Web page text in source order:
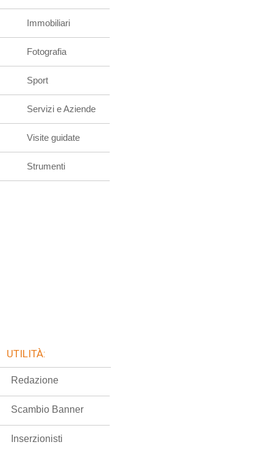
Immobiliari
Fotografia
Sport
Servizi e Aziende
Visite guidate
Strumenti
UTILITÀ:
Redazione
Scambio Banner
Inserzionisti